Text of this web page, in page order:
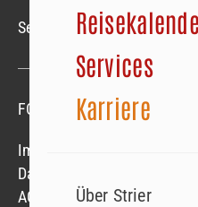
Services
Karriere
Über Strier
Service-Hotline Mo.–Fr.
Impressum
Datenschutzerklärung
AGB
FOLGEN SIE UNS Folgen